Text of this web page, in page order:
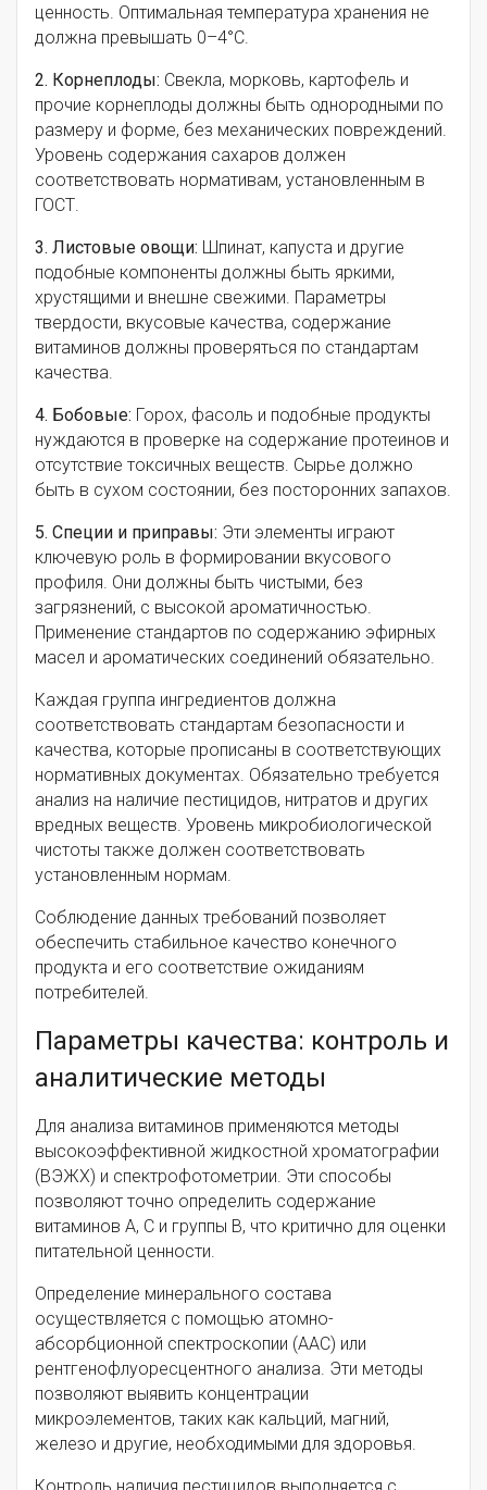
ценность. Оптимальная температура хранения не
должна превышать 0–4°C.
2. Корнеплоды: Свекла, морковь, картофель и
прочие корнеплоды должны быть однородными по
размеру и форме, без механических повреждений.
Уровень содержания сахаров должен
соответствовать нормативам, установленным в
ГОСТ.
3. Листовые овощи: Шпинат, капуста и другие
подобные компоненты должны быть яркими,
хрустящими и внешне свежими. Параметры
твердости, вкусовые качества, содержание
витаминов должны проверяться по стандартам
качества.
4. Бобовые: Горох, фасоль и подобные продукты
нуждаются в проверке на содержание протеинов и
отсутствие токсичных веществ. Сырье должно
быть в сухом состоянии, без посторонних запахов.
5. Специи и приправы: Эти элементы играют
ключевую роль в формировании вкусового
профиля. Они должны быть чистыми, без
загрязнений, с высокой ароматичностью.
Применение стандартов по содержанию эфирных
масел и ароматических соединений обязательно.
Каждая группа ингредиентов должна
соответствовать стандартам безопасности и
качества, которые прописаны в соответствующих
нормативных документах. Обязательно требуется
анализ на наличие пестицидов, нитратов и других
вредных веществ. Уровень микробиологической
чистоты также должен соответствовать
установленным нормам.
Соблюдение данных требований позволяет
обеспечить стабильное качество конечного
продукта и его соответствие ожиданиям
потребителей.
Параметры качества: контроль и
аналитические методы
Для анализа витаминов применяются методы
высокоэффективной жидкостной хроматографии
(ВЭЖХ) и спектрофотометрии. Эти способы
позволяют точно определить содержание
витаминов A, C и группы B, что критично для оценки
питательной ценности.
Определение минерального состава
осуществляется с помощью атомно-
абсорбционной спектроскопии (ААС) или
рентгенофлуоресцентного анализа. Эти методы
позволяют выявить концентрации
микроэлементов, таких как кальций, магний,
железо и другие, необходимыми для здоровья.